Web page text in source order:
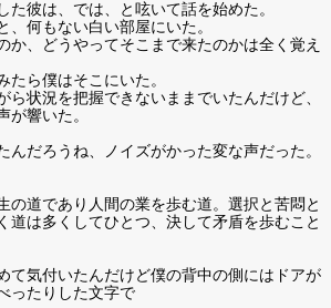
彼は、では、と呟いて話を始めた。
何もない白い部屋にいた。
、どうやってそこまで来たのかは全く覚え
ら僕はそこにいた。
状況を把握できないままでいたんだけど、
が響いた。
だろうね、ノイズがかった変な声だった。
の道であり人間の業を歩む道。選択と苦悶と
道は多くしてひとつ、決して矛盾を歩むこと
て気付いたんだけど僕の背中の側にはドアが
ったりした文字で